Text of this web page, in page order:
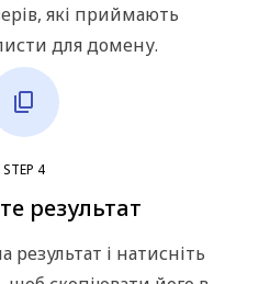
які приймають
для домену.
STEP 4
результат
результат і натисніть